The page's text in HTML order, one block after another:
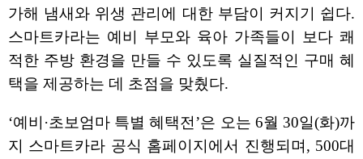
가해 냄새와 위생 관리에 대한 부담이 커지기 쉽다.
스마트카라는 예비 부모와 육아 가족들이 보다 쾌
적한 주방 환경을 만들 수 있도록 실질적인 구매 혜
택을 제공하는 데 초점을 맞췄다.
‘예비·초보엄마 특별 혜택전’은 오는 6월 30일(화)까
지 스마트카라 공식 홈페이지에서 진행되며, 500대